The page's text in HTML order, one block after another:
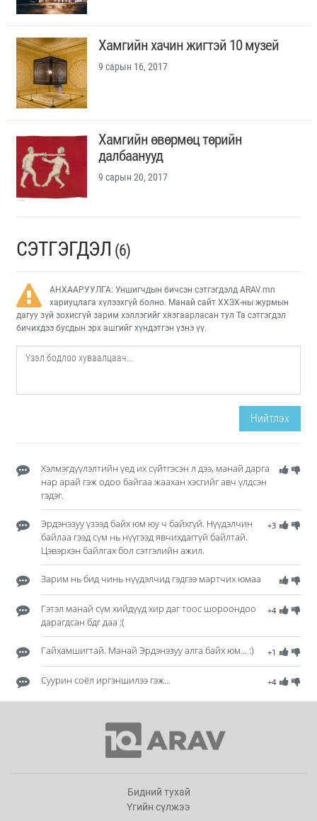
Хамгийн хачин жигтэй 10 музей
9 сарын 16, 2017
Хамгийн өвөрмөц төрийн
далбаанууд
9 сарын 20, 2017
СЭТГЭГДЭЛ (6)
АНХААРУУЛГА: Уншигчдын бичсэн сэтгэгдэлд ARAV.mn
хариуцлага хүлээхгүй болно. Манай сайт ХХЗХ-ны журмын
дагуу зүй зохисгүй зарим хэллэгийг хязгаарласан тул Та сэтгэгдэл
бичихдээ бусдын эрх ашгийг хүндэтгэн үзнэ үү.
Нийтлэх
Хэлмэгдүүлэлтийн үед их сүйтгэсэн л дээ, манай дарга
нар арай гэж одоо байгаа жаахан хэсгийг авч үлдсэн
гэдэг.
+3
Эрдэнэзуу үзээд байх юм юу ч байхгүй. Нүүдэлчин
байлаа гээд сүм нь нүүгээд явчихдаггүй байлтай.
Цэвэрхэн байлгах бол сэтгэлийн ажил.
Зарим нь бид чинь нүүдэлчид гэдгээ мартчих юмаа
+4
Гэтэл манай сүм хийдүүд хир даг тоос шороондоо
дарагдсан бдг даа :(
+1
Гайхамшигтай. Манай Эрдэнэзуу алга байх юм... :)
+4
Суурин соёл иргэншилээ гэж...
Бидний тухай
Үгийн сүлжээ